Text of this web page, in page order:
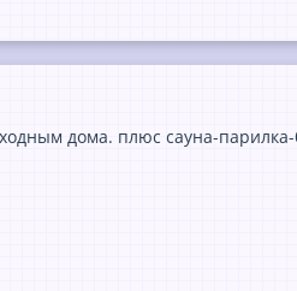
дома. плюс сауна-